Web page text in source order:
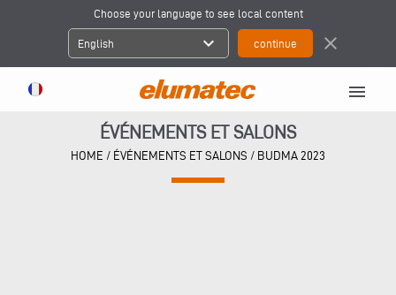
Choose your language to see local content
English expand_more close
menu
ÉVÉNEMENTS ET SALONS
HOME / ÉVÉNEMENTS ET SALONS / BUDMA 2023